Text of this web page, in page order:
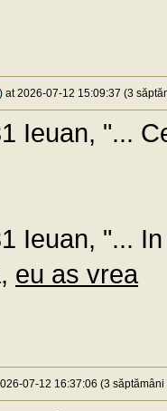
) at 2026-07-12 15:09:37 (3
Ieuan, "...
Ieuan, "...
eu as vrea
07-12 16:37:06 (3 săptămâni